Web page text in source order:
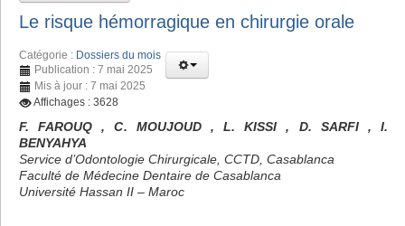
Le risque hémorragique en chirurgie orale
Catégorie : Dossiers du mois
Publication : 7 mai 2025
Mis à jour : 7 mai 2025
Affichages : 3628
F. FAROUQ , C. MOUJOUD , L. KISSI , D. SARFI , I.
BENYAHYA
Service d’Odontologie Chirurgicale, CCTD, Casablanca
Faculté de Médecine Dentaire de Casablanca
Université Hassan II – Maroc